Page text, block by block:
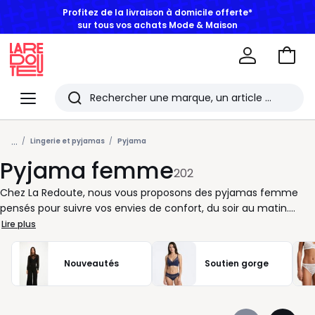
BONS PLANS | Jusqu'à -50% dès 2 articles*
Menu
Redoute
Rechercher
Les
derniers
articles
consultés
Aller
... Lingerie et pyjamas Pyjama
Pyjama femme202
Chez La Redoute, nous vous proposons des pyjamas femme
pensés pour suivre vos envies de confort, du soir au matin.
Ensemble short et caraco pour les nuits d’été, pyjama en coton
manches longues quand les températures baissent, chemise
de nuit fluide pour celles qui aiment bouger librement : à
chacune sa façon de dormir. Pour bien choisir, regardez d’abord
la matière. Le coton est agréable au quotidien, le jersey apporte
Lire plus
Nouveautés Soutien gorge